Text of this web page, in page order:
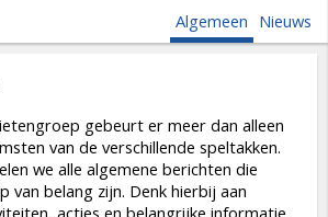
Algemeen Nieuws
gebeurt er meer dan alleen
van de verschillende speltakken.
we alle algemene berichten die
van belang zijn. Denk hierbij aan
acties en belangrijke informatie